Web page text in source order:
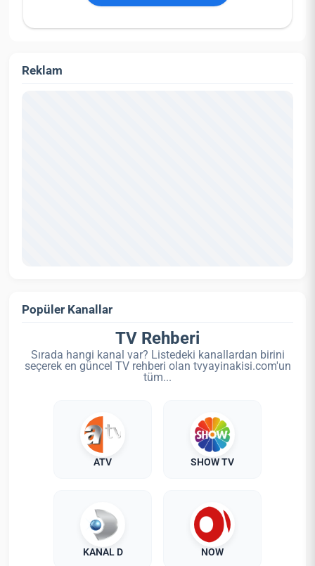
Reklam
Popüler Kanallar
TV Rehberi
Sırada hangi kanal var? Listedeki kanallardan birini
seçerek en güncel TV rehberi olan tvyayinakisi.com'un
tüm...
ATV SHOW TV
KANAL D NOW